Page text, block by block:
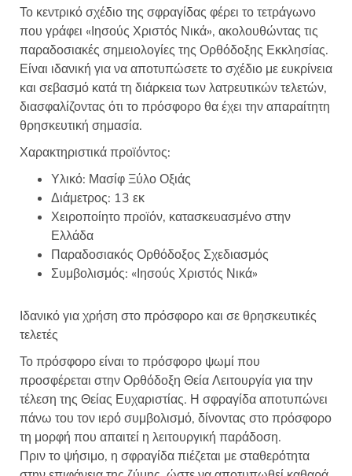
Το κεντρικό σχέδιο της σφραγίδας φέρει το τετράγωνο
που γράφει «Ιησούς Χριστός Νικά», ακολουθώντας τις
παραδοσιακές σημειολογίες της Ορθόδοξης Εκκλησίας.
Είναι ιδανική για να αποτυπώσετε το σχέδιο με ευκρίνεια
και σεβασμό κατά τη διάρκεια των λατρευτικών τελετών,
διασφαλίζοντας ότι το πρόσφορο θα έχει την απαραίτητη
θρησκευτική σημασία.
Χαρακτηριστικά προϊόντος:
Υλικό: Μασίφ Ξύλο Οξιάς
Διάμετρος: 13 εκ
Χειροποίητο προϊόν, κατασκευασμένο στην
Ελλάδα
Παραδοσιακός Ορθόδοξος Σχεδιασμός
Συμβολισμός: «Ιησούς Χριστός Νικά»
Ιδανικό για χρήση στο πρόσφορο και σε θρησκευτικές
τελετές
Το πρόσφορο είναι το πρόσφορο ψωμί που
προσφέρεται στην Ορθόδοξη Θεία Λειτουργία για την
τέλεση της Θείας Ευχαριστίας. Η σφραγίδα αποτυπώνει
πάνω του τον ιερό συμβολισμό, δίνοντας στο πρόσφορο
τη μορφή που απαιτεί η λειτουργική παράδοση.
Πριν το ψήσιμο, η σφραγίδα πιέζεται με σταθερότητα